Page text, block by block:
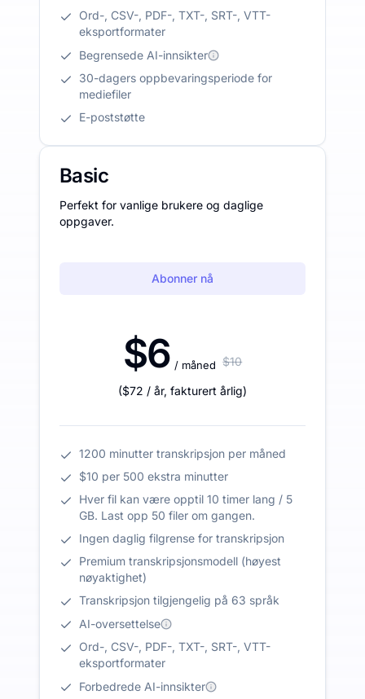
Ord-, CSV-, PDF-, TXT-, SRT-, VTT-
eksportformater
Begrensede AI-innsikter
30-dagers oppbevaringsperiode for
mediefiler
E-poststøtte
Basic
Perfekt for vanlige brukere og daglige
oppgaver.
Abonner nå
$6 / måned $10
($72 / år, fakturert årlig)
1200 minutter transkripsjon per måned
$10 per 500 ekstra minutter
Hver fil kan være opptil 10 timer lang / 5
GB. Last opp 50 filer om gangen.
Ingen daglig filgrense for transkripsjon
Premium transkripsjonsmodell (høyest
nøyaktighet)
Transkripsjon tilgjengelig på 63 språk
AI-oversettelse
Ord-, CSV-, PDF-, TXT-, SRT-, VTT-
eksportformater
Forbedrede AI-innsikter